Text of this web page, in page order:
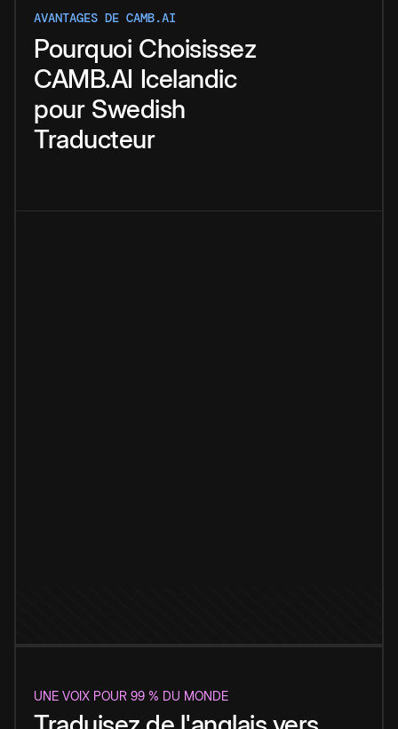
AVANTAGES DE CAMB.AI
Pourquoi Choisissez
CAMB.AI Icelandic
pour Swedish
Traducteur
UNE VOIX POUR 99 % DU MONDE